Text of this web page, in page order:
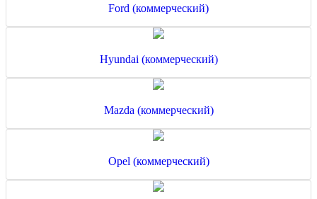
Ford (коммерческий)
Hyundai (коммерческий)
Mazda (коммерческий)
Opel (коммерческий)